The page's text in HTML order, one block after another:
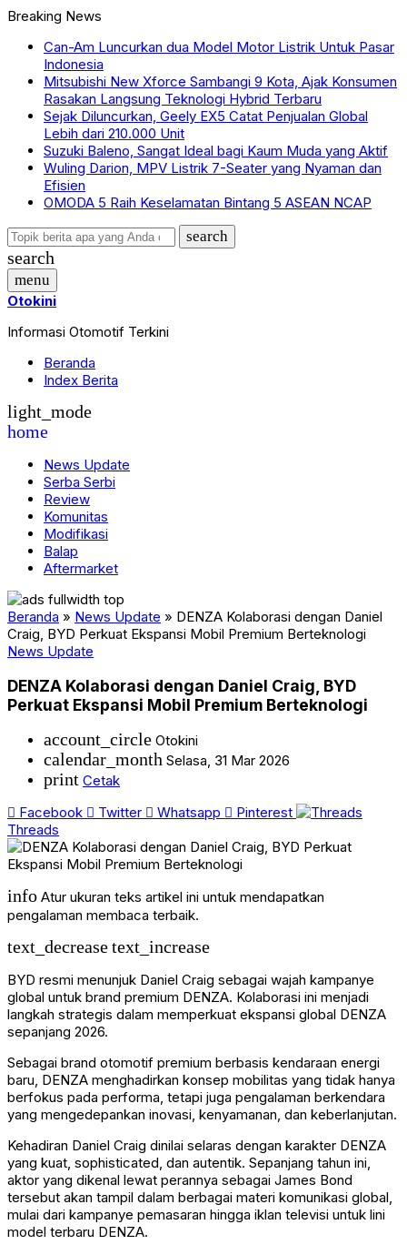
Breaking News
Can-Am Luncurkan dua Model Motor Listrik Untuk Pasar
Indonesia
Mitsubishi New Xforce Sambangi 9 Kota, Ajak Konsumen
Rasakan Langsung Teknologi Hybrid Terbaru
Sejak Diluncurkan, Geely EX5 Catat Penjualan Global
Lebih dari 210.000 Unit
Suzuki Baleno, Sangat Ideal bagi Kaum Muda yang Aktif
Wuling Darion, MPV Listrik 7-Seater yang Nyaman dan
Efisien
OMODA 5 Raih Keselamatan Bintang 5 ASEAN NCAP
search
search
menu
Otokini
Informasi Otomotif Terkini
Beranda
Index Berita
light_mode
home
News Update
Serba Serbi
Review
Komunitas
Modifikasi
Balap
Aftermarket
Beranda » News Update » DENZA Kolaborasi dengan Daniel
Craig, BYD Perkuat Ekspansi Mobil Premium Berteknologi
News Update
DENZA Kolaborasi dengan Daniel Craig, BYD
Perkuat Ekspansi Mobil Premium Berteknologi
account_circle Otokini
calendar_month Selasa, 31 Mar 2026
print Cetak
Facebook
Twitter Whatsapp
Pinterest
Threads
info Atur ukuran teks artikel ini untuk mendapatkan
pengalaman membaca terbaik.
text_decreasetext_increase
BYD resmi menunjuk Daniel Craig sebagai wajah kampanye
global untuk brand premium DENZA. Kolaborasi ini menjadi
langkah strategis dalam memperkuat ekspansi global DENZA
sepanjang 2026.
Sebagai brand otomotif premium berbasis kendaraan energi
baru, DENZA menghadirkan konsep mobilitas yang tidak hanya
berfokus pada performa, tetapi juga pengalaman berkendara
yang mengedepankan inovasi, kenyamanan, dan keberlanjutan.
Kehadiran Daniel Craig dinilai selaras dengan karakter DENZA
yang kuat, sophisticated, dan autentik. Sepanjang tahun ini,
aktor yang dikenal lewat perannya sebagai James Bond
tersebut akan tampil dalam berbagai materi komunikasi global,
mulai dari kampanye pemasaran hingga iklan televisi untuk lini
model terbaru DENZA.